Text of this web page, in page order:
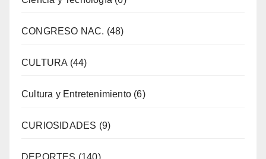
CONGRESO NAC. (48)
CULTURA (44)
Cultura y Entretenimiento (6)
CURIOSIDADES (9)